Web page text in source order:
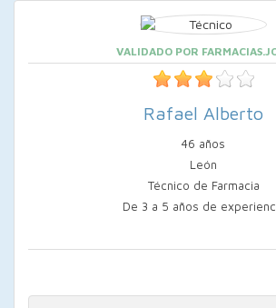
VALIDADO POR
Rafael Alberto
46 años
León
Técnico de Farmacia
De 3 a 5 años de